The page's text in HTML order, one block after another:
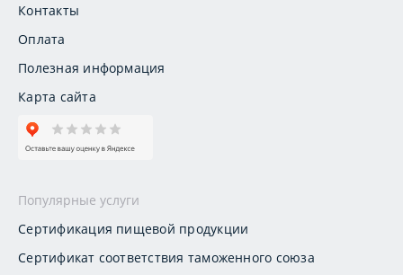
Контакты
Оплата
Полезная информация
Карта сайта
Популярные услуги
Сертификация пищевой продукции
Сертификат соответствия таможенного союза